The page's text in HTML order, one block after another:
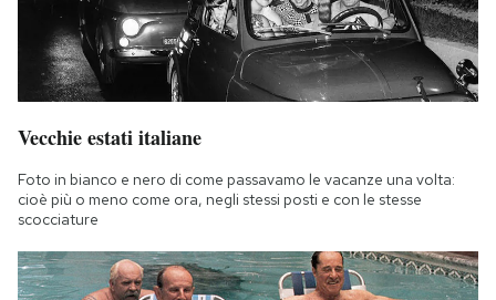
Vecchie estati italiane
Foto in bianco e nero di come passavamo le vacanze una volta:
cioè più o meno come ora, negli stessi posti e con le stesse
scocciature